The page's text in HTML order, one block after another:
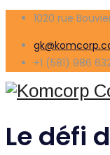
1020 rue
+1 (581) 986
Le défi